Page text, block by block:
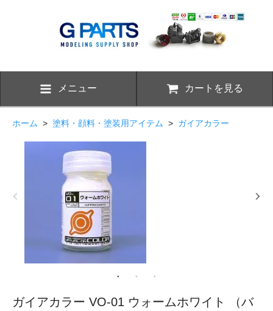
メニュー カートを見る
ホーム > 塗料・顔料・塗装用アイテム > ガイアカラー
ガイアカラー VO-01 ウォームホワイト （バ